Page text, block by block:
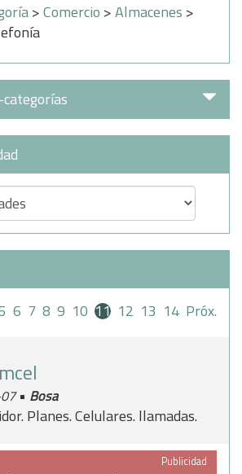
>Comercio >Almacenes >
6 7 8 9 10 11 12 13 14 Próx.
• Bosa
Planes. Celulares. llamadas.
Publicidad